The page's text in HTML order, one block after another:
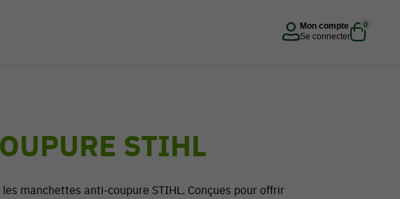
Mon compte
Se connecter
0
STIHL
manchettes anti-coupure STIHL. Conçues pour offrir